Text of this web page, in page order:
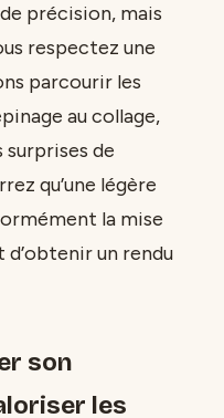
précision, mais
respectez une
parcourir les
au collage,
surprises de
qu’une légère
la mise
un rendu
son
les